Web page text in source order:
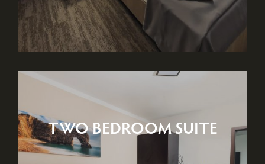
TWO BEDROOM SUITE